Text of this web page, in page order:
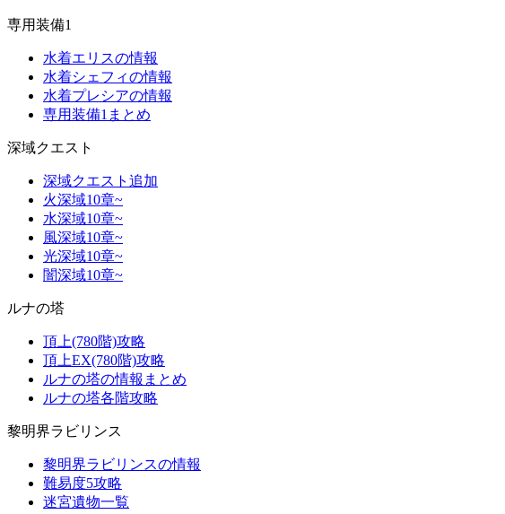
専用装備1
水着エリスの情報
水着シェフィの情報
水着プレシアの情報
専用装備1まとめ
深域クエスト
深域クエスト追加
火深域10章~
水深域10章~
風深域10章~
光深域10章~
闇深域10章~
ルナの塔
頂上(780階)攻略
頂上EX(780階)攻略
ルナの塔の情報まとめ
ルナの塔各階攻略
黎明界ラビリンス
黎明界ラビリンスの情報
難易度5攻略
迷宮遺物一覧